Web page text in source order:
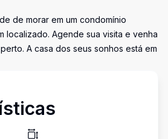
de morar em um condomínio
localizado. Agende sua visita e venha
A casa dos seus sonhos está em